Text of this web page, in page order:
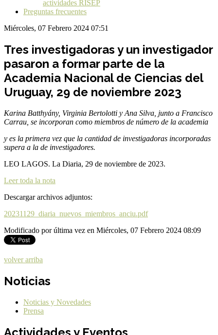
actividades RISEP
Preguntas frecuentes
Miércoles, 07 Febrero 2024 07:51
Tres investigadoras y un investigador
pasaron a formar parte de la
Academia Nacional de Ciencias del
Uruguay, 29 de noviembre 2023
Karina Batthyány, Virginia Bertolotti y Ana Silva, junto a Francisco
Carrau, se incorporan como miembros de número de la academia
y es la primera vez que la cantidad de investigadoras incorporadas
supera a la de investigadores.
LEO LAGOS. La Diaria, 29 de noviembre de 2023.
Leer toda la nota
Descargar archivos adjuntos:
20231129_diaria_nuevos_miembros_anciu.pdf
Modificado por última vez en Miércoles, 07 Febrero 2024 08:09
volver arriba
Noticias
Noticias y Novedades
Prensa
Actividades y Eventos